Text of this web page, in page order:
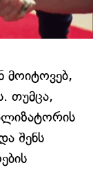
მოიტოვებ,
თუმცა,
შენს